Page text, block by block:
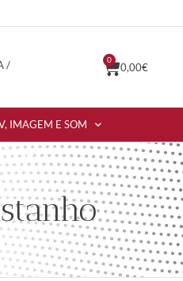
/
0,00€
0
IMAGEM E SOM